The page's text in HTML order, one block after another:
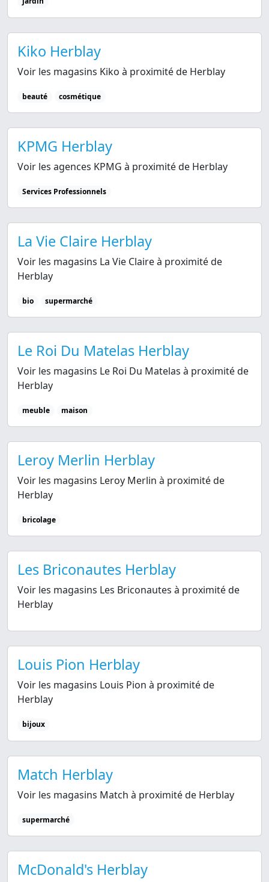
Kiko Herblay
Voir les magasins Kiko à proximité de Herblay
beauté cosmétique
KPMG Herblay
Voir les agences KPMG à proximité de Herblay
Services Professionnels
La Vie Claire Herblay
Voir les magasins La Vie Claire à proximité de
Herblay
bio supermarché
Le Roi Du Matelas Herblay
Voir les magasins Le Roi Du Matelas à proximité de
Herblay
meuble maison
Leroy Merlin Herblay
Voir les magasins Leroy Merlin à proximité de
Herblay
bricolage
Les Briconautes Herblay
Voir les magasins Les Briconautes à proximité de
Herblay
Louis Pion Herblay
Voir les magasins Louis Pion à proximité de
Herblay
bijoux
Match Herblay
Voir les magasins Match à proximité de Herblay
supermarché
McDonald's Herblay